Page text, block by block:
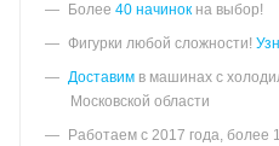
Более 40 начинок на выбор!
Фигурки любой сложности!
Доставим в машинах с
Московской области
Работаем с 2017 года, более